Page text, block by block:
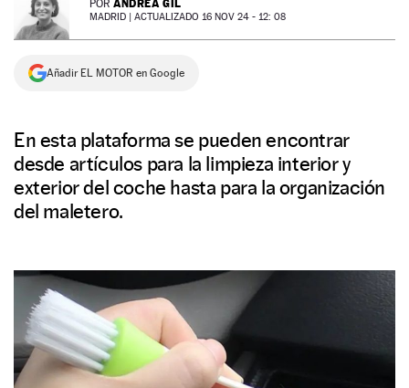
NEWSLETTER
SÍGUENOS
POR ANDREA GIL
MADRID | ACTUALIZADO 16 NOV 24 - 12: 08
Añadir EL MOTOR en Google
En esta plataforma se pueden encontrar
desde artículos para la limpieza interior y
exterior del coche hasta para la organización
del maletero.